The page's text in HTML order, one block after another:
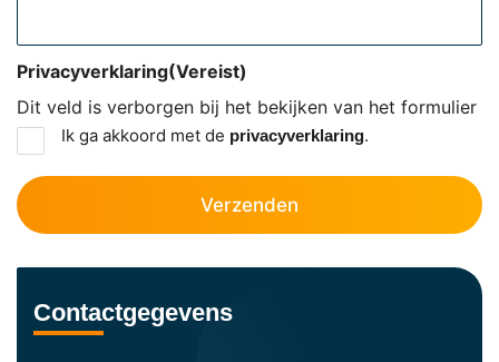
Dit veld is verborgen bij het bekijken van het formulier
Privacyverklaring(Vereist)
Ik ga akkoord met de privacyverklaring.
Contactgegevens